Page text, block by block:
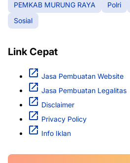
PEMKAB MURUNG RAYA
Polri
Sosial
Link Cepat
Jasa Pembuatan Website
Jasa Pembuatan Legalitas
Disclaimer
Privacy Policy
Info Iklan